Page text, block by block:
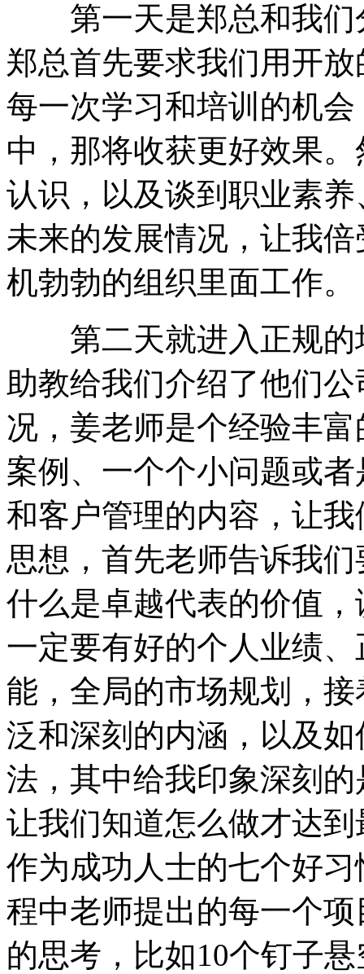
第一天是郑总和我们
郑总首先要求我们用开
每一次学习和培训的机
中，那将收获更好效果
认识，以及谈到职业素
未来的发展情况，让我
机勃勃的组织里面工作。
第二天就进入正规的
助教给我们介绍了他们
况，姜老师是个经验丰
案例、一个个小问题或
和客户管理的内容，让
思想，首先老师告诉我
什么是卓越代表的价值
一定要有好的个人业绩
能，全局的市场规划，
泛和深刻的内涵，以及
法，其中给我印象深刻
让我们知道怎么做才达
作为成功人士的七个好
程中老师提出的每一个
的思考，比如10个钉子